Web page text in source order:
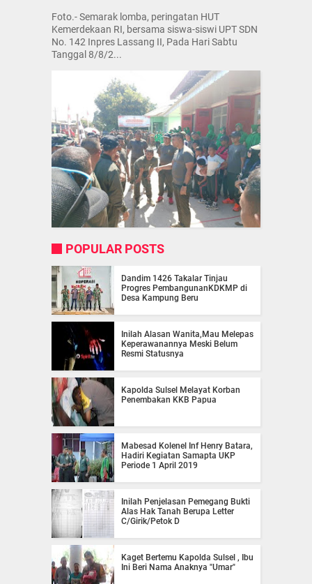
Foto.- Semarak lomba, peringatan HUT
Kemerdekaan RI, bersama siswa-siswi UPT SDN
No. 142 Inpres Lassang II, Pada Hari Sabtu
Tanggal 8/8/2...
POPULAR POSTS
Dandim 1426 Takalar Tinjau
Progres PembangunanKDKMP di
Desa Kampung Beru
Inilah Alasan Wanita,Mau Melepas
Keperawanannya Meski Belum
Resmi Statusnya
Kapolda Sulsel Melayat Korban
Penembakan KKB Papua
Mabesad Kolenel Inf Henry Batara,
Hadiri Kegiatan Samapta UKP
Periode 1 April 2019
Inilah Penjelasan Pemegang Bukti
Alas Hak Tanah Berupa Letter
C/Girik/Petok D
Kaget Bertemu Kapolda Sulsel , Ibu
Ini Beri Nama Anaknya "Umar"